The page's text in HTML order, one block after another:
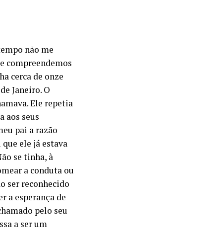
não me
compreendemos
cerca de onze
Janeiro. O
Ele repetia
aos seus
pai a razão
ele já estava
se tinha, à
a conduta ou
ser reconhecido
a esperança de
pelo seu
a ser um